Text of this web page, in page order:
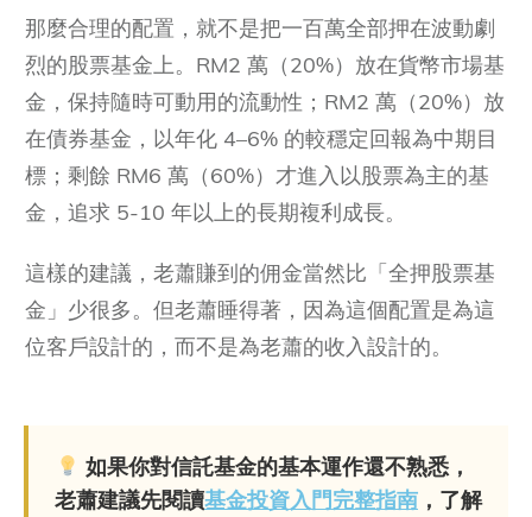
那麼合理的配置，就不是把一百萬全部押在波動劇
烈的股票基金上。RM2 萬（20%）放在貨幣市場基
金，保持隨時可動用的流動性；RM2 萬（20%）放
在債券基金，以年化 4–6% 的較穩定回報為中期目
標；剩餘 RM6 萬（60%）才進入以股票為主的基
金，追求 5-10 年以上的長期複利成長。
這樣的建議，老蕭賺到的佣金當然比「全押股票基
金」少很多。但老蕭睡得著，因為這個配置是為這
位客戶設計的，而不是為老蕭的收入設計的。
如果你對信託基金的基本運作還不熟悉，
老蕭建議先閱讀基金投資入門完整指南 ，了解